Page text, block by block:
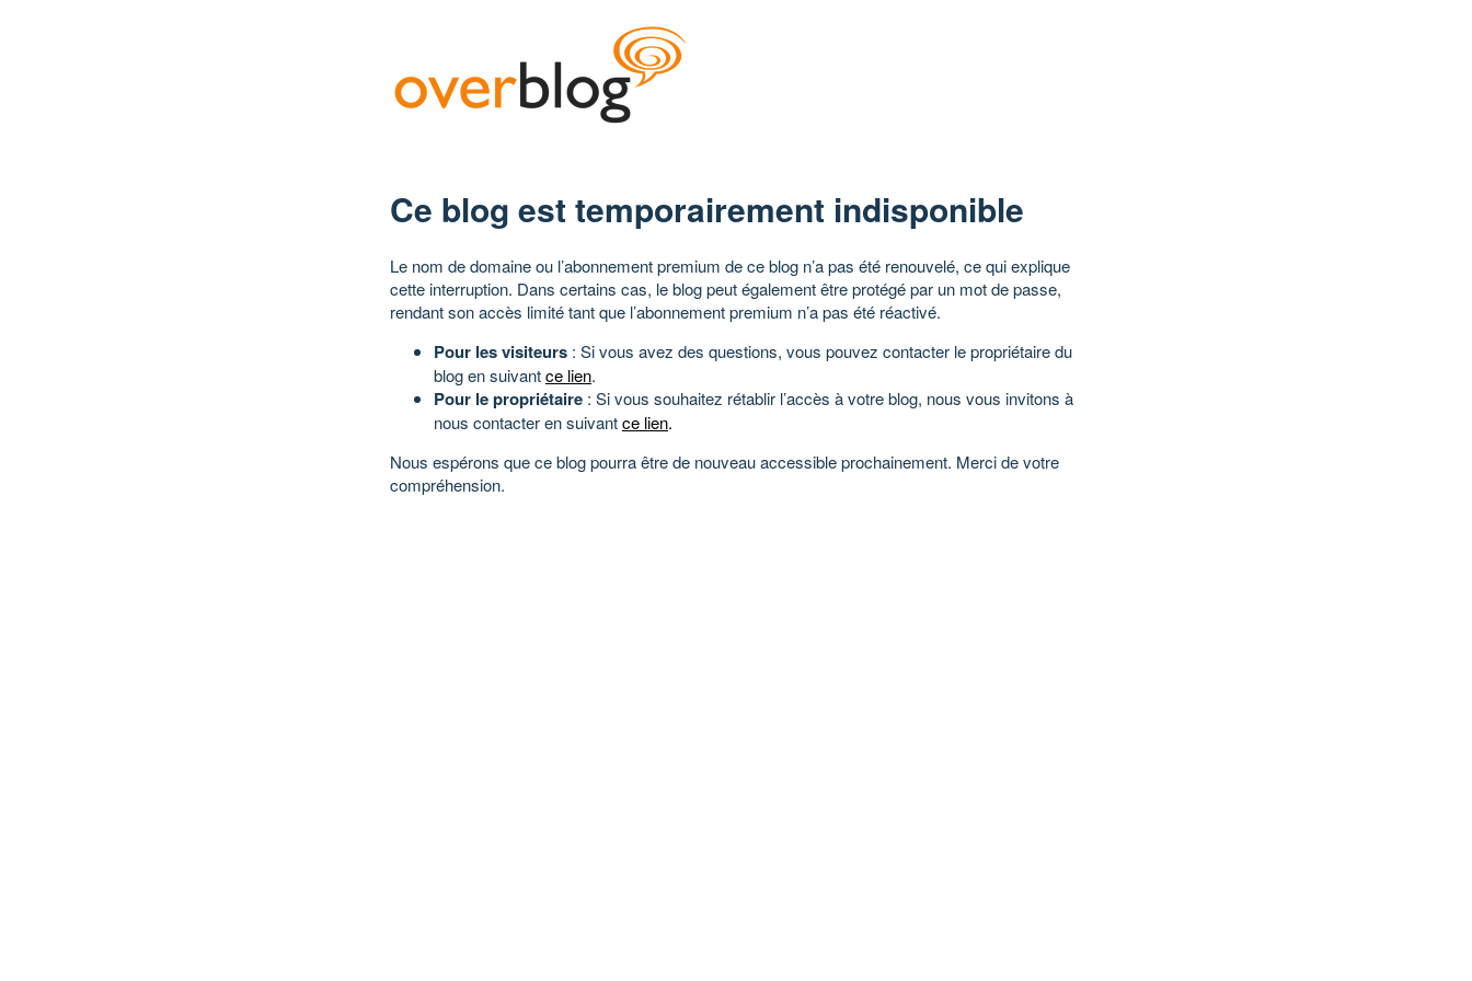
Ce blog est temporairement indisponible
Le nom de domaine ou l’abonnement premium de ce blog n’a pas été renouvelé, ce qui explique
cette interruption. Dans certains cas, le blog peut également être protégé par un mot de passe,
rendant son accès limité tant que l’abonnement premium n’a pas été réactivé.
Pour les visiteurs : Si vous avez des questions, vous pouvez contacter le propriétaire du
blog en suivantce lien.
Pour le propriétaire : Si vous souhaitez rétablir l’accès à votre blog, nous vous invitons à
nous contacter en suivantce lien.
Nous espérons que ce blog pourra être de nouveau accessible prochainement. Merci de votre
compréhension.